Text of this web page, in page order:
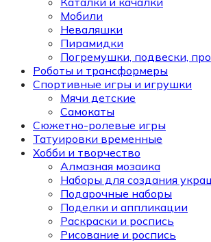
Мобили
Неваляшки
Пирамидки
Погремушки, подвески,
Роботы и трансформеры
Спортивные игры и игрушки
Мячи детские
Самокаты
Сюжетно-ролевые игры
Татуировки временные
Хобби и творчество
Алмазная мозаика
Наборы для создания
Подарочные наборы
Поделки и аппликации
Раскраски и роспись
Рисование и роспись